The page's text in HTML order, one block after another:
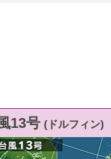
13号 (ドルフィン)